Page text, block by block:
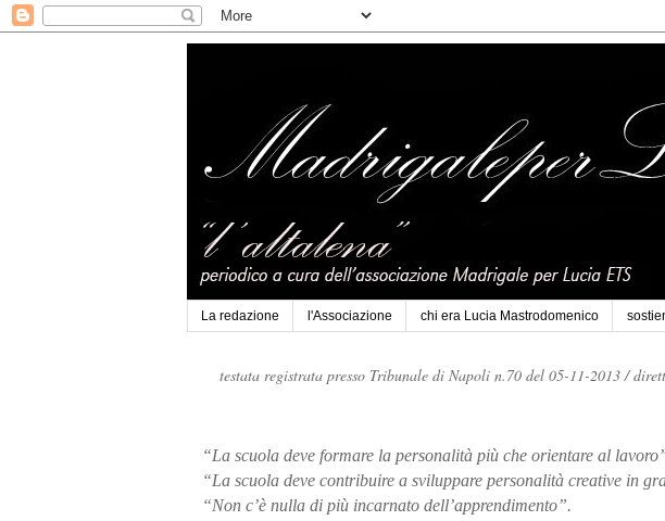
La redazione l'Associazione chi era Lucia Mastrodomenico
testata registrata presso Tribunale di Napoli n.70 del 05-11-2013 /
“La scuola deve formare la personalità più che orientare al
“La scuola deve contribuire a sviluppare personalità creative in
“Non c’è nulla di più incarnato dell’apprendimento”.